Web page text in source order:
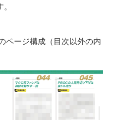
ページ構成（目次以外の内